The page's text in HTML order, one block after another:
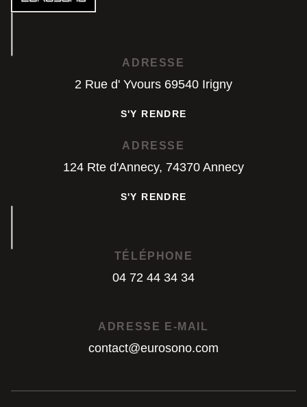
ADRESSE
2 Rue d' Yvours 69540 Irigny
S'Y RENDRE
ADRESSE
124 Rte d'Annecy, 74370 Annecy
S'Y RENDRE
TÉLÉPHONE
04 72 44 34 34
ADRESSE E-MAIL
contact@eurosono.com